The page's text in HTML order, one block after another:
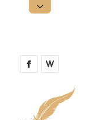
Open
FacebookWikipedia